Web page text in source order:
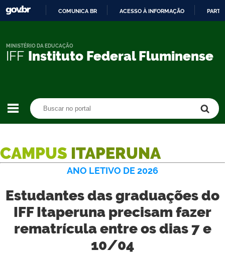
CONTEÚDO
COMUNICA BR ACESSO À INFORMAÇÃO
IFF Instituto Federal Fluminense
MINISTÉRIO DA EDUCAÇÃO
CAMPUS ITAPERUNA
ANO LETIVO DE 2026
Estudantes das graduações do
IFF Itaperuna precisam fazer
rematrícula entre os dias 7 e
10/04